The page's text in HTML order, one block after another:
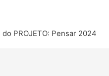
PROJETO: Pensar 2024